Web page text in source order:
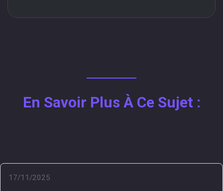
En Savoir Plus À Ce Sujet :
17/11/2025